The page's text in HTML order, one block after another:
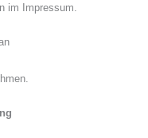
im Impressum.